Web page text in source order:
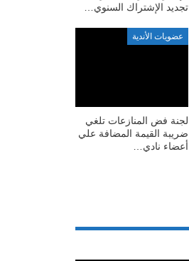
تجديد الإشتراك السنوي…
عضويات الأندية
لجنة فض المنازعات تلغي
ضريبة القيمة المضافة علي
أعضاء نادي…